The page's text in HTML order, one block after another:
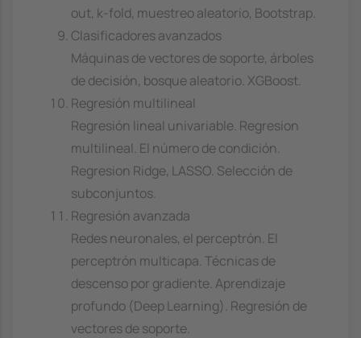
out, k-fold, muestreo aleatorio, Bootstrap.
Clasificadores avanzados
Máquinas de vectores de soporte, árboles
de decisión, bosque aleatorio. XGBoost.
Regresión multilineal
Regresión lineal univariable. Regresion
multilineal. El número de condición.
Regresion Ridge, LASSO. Selección de
subconjuntos.
Regresión avanzada
Redes neuronales, el perceptrón. El
perceptrón multicapa. Técnicas de
descenso por gradiente. Aprendizaje
profundo (Deep Learning). Regresión de
vectores de soporte.